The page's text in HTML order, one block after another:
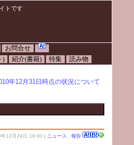
トです
お問合せ
) 紹介(書籍) 特集 読み物
年12月31日時点の状況について
12月24日 16:00 | ニュース 報告